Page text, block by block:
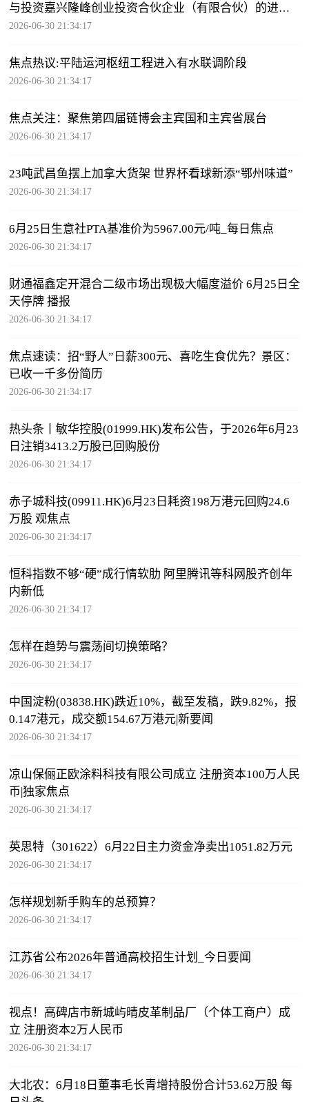
与投资嘉兴隆峰创业投资合伙企业（有限合伙）的进展
公告 每日动态
2026-06-30 21:34:17
焦点热议:平陆运河枢纽工程进入有水联调阶段
2026-06-30 21:34:17
焦点关注：聚焦第四届链博会主宾国和主宾省展台
2026-06-30 21:34:17
23吨武昌鱼摆上加拿大货架 世界杯看球新添“鄂州味道”
2026-06-30 21:34:17
6月25日生意社PTA基准价为5967.00元/吨_每日焦点
2026-06-30 21:34:17
财通福鑫定开混合二级市场出现极大幅度溢价 6月25日全
天停牌 播报
2026-06-30 21:34:17
焦点速读：招“野人”日薪300元、喜吃生食优先？景区：
已收一千多份简历
2026-06-30 21:34:17
热头条丨敏华控股(01999.HK)发布公告，于2026年6月23
日注销3413.2万股已回购股份
2026-06-30 21:34:17
赤子城科技(09911.HK)6月23日耗资198万港元回购24.6
万股 观焦点
2026-06-30 21:34:17
恒科指数不够“硬”成行情软肋 阿里腾讯等科网股齐创年
内新低
2026-06-30 21:34:17
怎样在趋势与震荡间切换策略？
2026-06-30 21:34:17
中国淀粉(03838.HK)跌近10%，截至发稿，跌9.82%，报
0.147港元，成交额154.67万港元|新要闻
2026-06-30 21:34:17
凉山保俪正欧涂料科技有限公司成立 注册资本100万人民
币|独家焦点
2026-06-30 21:34:17
英思特（301622）6月22日主力资金净卖出1051.82万元
2026-06-30 21:34:17
怎样规划新手购车的总预算？
2026-06-30 21:34:17
江苏省公布2026年普通高校招生计划_今日要闻
2026-06-30 21:34:17
视点！高碑店市新城屿晴皮革制品厂（个体工商户）成
立 注册资本2万人民币
2026-06-30 21:34:17
大北农：6月18日董事毛长青增持股份合计53.62万股 每